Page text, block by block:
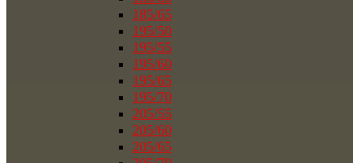
185/65
195/50
195/55
195/60
195/65
195/70
205/55
205/60
205/65